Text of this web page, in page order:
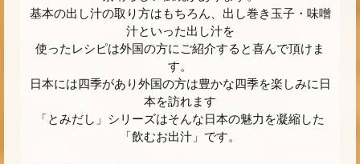
基本の出し汁の取り方はもちろん、出し巻き玉子・味噌
汁といった出し汁を
使ったレシピは外国の方にご紹介すると喜んで頂けま
す。
日本には四季があり外国の方は豊かな四季を楽しみに日
本を訪れます
「とみだし」シリーズはそんな日本の魅力を凝縮した
「飲むお出汁」です。